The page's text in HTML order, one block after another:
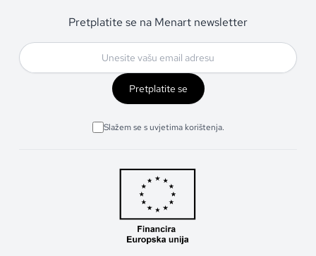
Pretplatite se na Menart newsletter
Pretplatite se
Slažem se s uvjetima korištenja.